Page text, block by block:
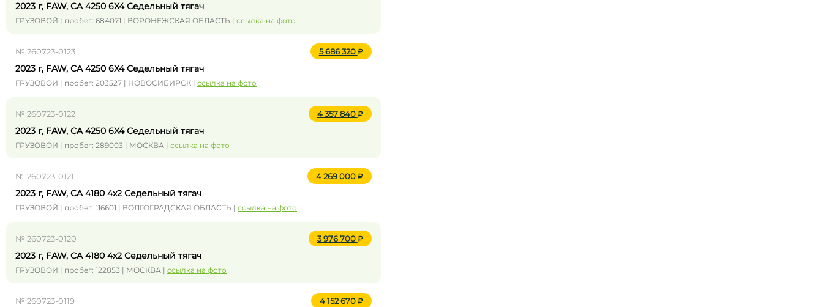
2023 г, FAW, CA 4250 6X4 Седельный тягач
ГРУЗОВОЙ | пробег: 684071 | ВОРОНЕЖСКАЯ ОБЛАСТЬ | ссылка на фото
№ 260723-0123 5 686 320
2023 г, FAW, CA 4250 6X4 Седельный тягач
ГРУЗОВОЙ | пробег: 203527 | НОВОСИБИРСК | ссылка на фото
№ 260723-0122 4 357 840
2023 г, FAW, CA 4250 6X4 Седельный тягач
ГРУЗОВОЙ | пробег: 289003 | МОСКВА | ссылка на фото
№ 260723-0121 4 269 000
2023 г, FAW, CA 4180 4x2 Седельный тягач
ГРУЗОВОЙ | пробег: 116601 | ВОЛГОГРАДСКАЯ ОБЛАСТЬ | ссылка на фото
№ 260723-0120 3 976 700
2023 г, FAW, CA 4180 4x2 Седельный тягач
ГРУЗОВОЙ | пробег: 122853 | МОСКВА | ссылка на фото
№ 260723-0119 4 152 670